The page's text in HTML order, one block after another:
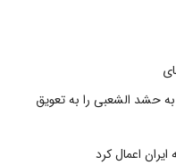
حشد الشعبی را به تعویق
اعمال کرد